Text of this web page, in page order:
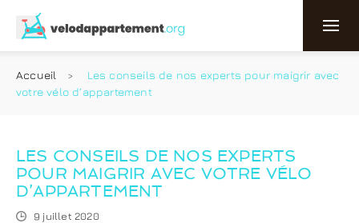
Accueil
Les conseils de nos experts pour maigrir avec
votre vélo d’appartement
LES CONSEILS DE NOS EXPERTS
POUR MAIGRIR AVEC VOTRE VÉLO
D’APPARTEMENT
9 juillet 2020